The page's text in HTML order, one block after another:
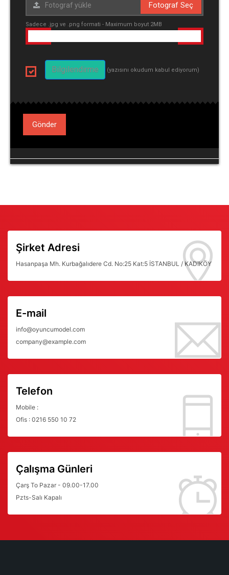
Fotograf Seç
Sadece .jpg ve .png formati - Maximum boyut 2MB
Bilgilendirme (yazısını okudum kabul ediyorum)
Gönder
Şirket Adresi
Hasanpaşa Mh. Kurbağalıdere Cd. No:25 Kat:5 İSTANBUL / KADIKÖY
E-mail
info@oyuncumodel.com
company@example.com
Telefon
Mobile :
Ofis : 0216 550 10 72
Çalışma Günleri
Çarş To Pazar - 09.00-17.00
Pzts-Salı Kapalı